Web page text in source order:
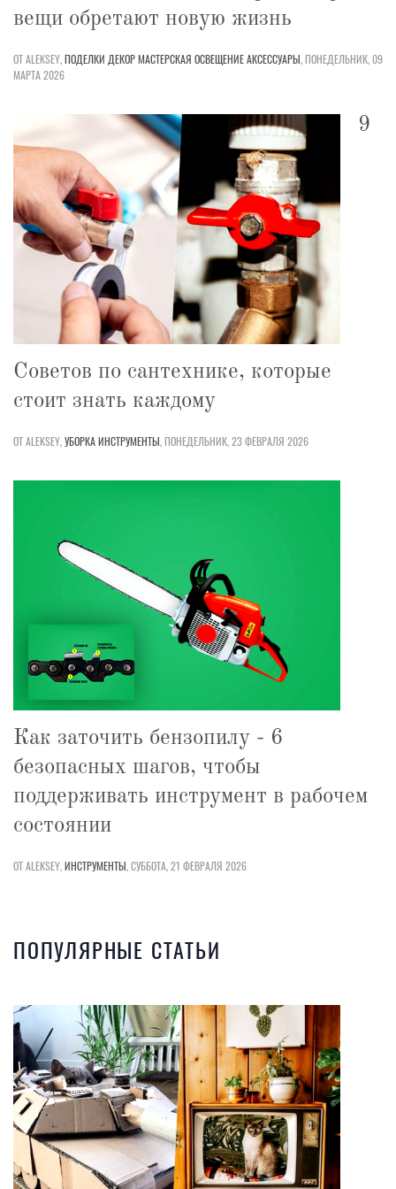
вещи обретают новую жизнь
ОТ ALEKSEY,ПОДЕЛКИ ДЕКОРМАСТЕРСКАЯ ОСВЕЩЕНИЕАКСЕССУАРЫ,ПОНЕДЕЛЬНИК, 09
МАРТА 2026
9
Советов по сантехнике, которые
стоит знать каждому
ОТ ALEKSEY,УБОРКАИНСТРУМЕНТЫ,ПОНЕДЕЛЬНИК, 23 ФЕВРАЛЯ 2026
Как заточить бензопилу - 6
безопасных шагов, чтобы
поддерживать инструмент в рабочем
состоянии
ОТ ALEKSEY,ИНСТРУМЕНТЫ,СУББОТА, 21 ФЕВРАЛЯ 2026
ПОПУЛЯРНЫЕ СТАТЬИ